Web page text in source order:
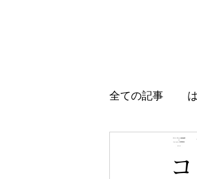
全ての記事
アイテム紹